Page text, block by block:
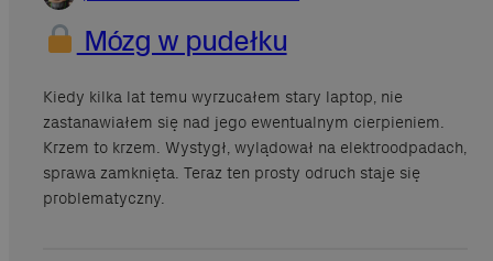
Mózg w pudełku
Kiedy kilka lat temu wyrzucałem stary laptop, nie
zastanawiałem się nad jego ewentualnym cierpieniem.
Krzem to krzem. Wystygł, wylądował na elektroodpadach,
sprawa zamknięta. Teraz ten prosty odruch staje się
problematyczny.